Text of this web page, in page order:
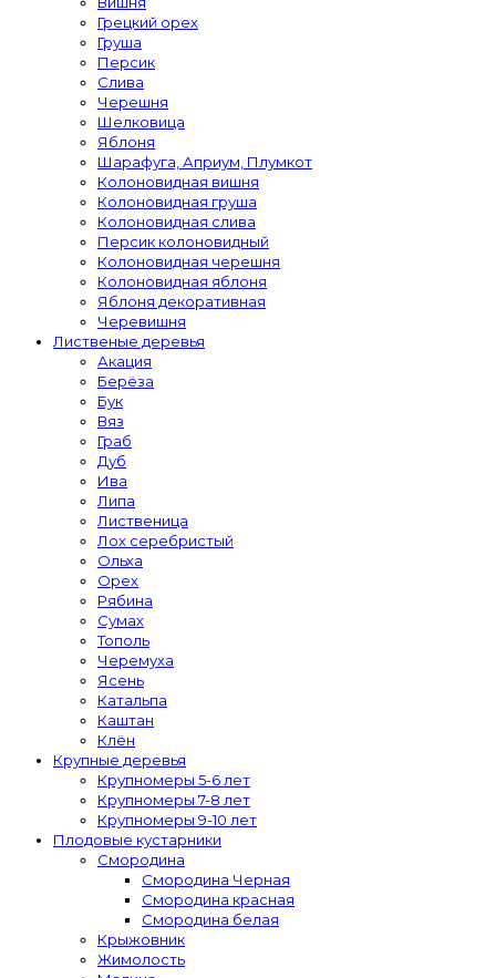
Грецкий орех
Груша
Персик
Слива
Черешня
Шелковица
Яблоня
Шарафуга, Априум, Плумкот
Колоновидная вишня
Колоновидная груша
Колоновидная слива
Персик колоновидный
Колоновидная черешня
Колоновидная яблоня
Яблоня декоративная
Черевишня
Лиственые деревья
Акация
Берёза
Бук
Вяз
Граб
Дуб
Ива
Липа
Лиственица
Лох серебристый
Ольха
Орех
Рябина
Сумах
Тополь
Черемуха
Ясень
Катальпа
Каштан
Клён
Крупные деревья
Крупномеры 5-6 лет
Крупномеры 7-8 лет
Крупномеры 9-10 лет
Плодовые кустарники
Смородина
Смородина Черная
Смородина красная
Смородина белая
Крыжовник
Жимолость